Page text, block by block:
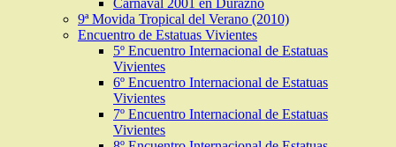
Carnaval 2001 en Durazno
9ª Movida Tropical del Verano (2010)
Encuentro de Estatuas Vivientes
5º Encuentro Internacional de Estatuas
Vivientes
6º Encuentro Internacional de Estatuas
Vivientes
7º Encuentro Internacional de Estatuas
Vivientes